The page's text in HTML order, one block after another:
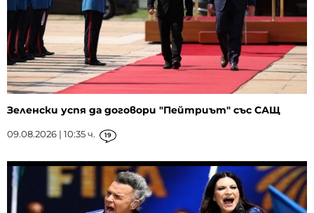
Зеленски успя да договори "Пейтриът" със САЩ
09.08.2026 | 10:35 ч. 19